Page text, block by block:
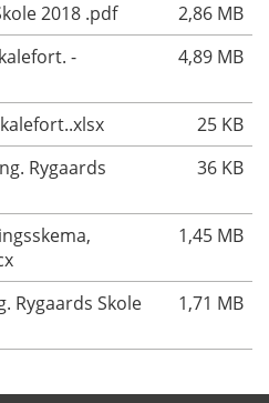
2018 .pdf
2,86 MB
-
4,89 MB
25 KB
Rygaards
36 KB
1,45 MB
Rygaards Skole
1,71 MB